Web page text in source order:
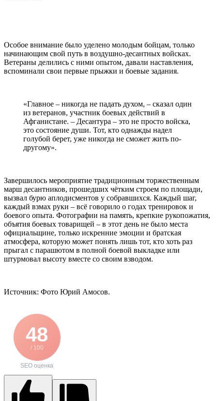
Особое внимание было уделено молодым бойцам, только
начинающим свой путь в воздушно-десантных войсках.
Ветераны делились с ними опытом, давали наставления,
вспоминали свои первые прыжки и боевые задания.
«Главное – никогда не падать духом, – сказал один
из ветеранов, участник боевых действий в
Афганистане. – Десантура – это не просто войска,
это состояние души. Тот, кто однажды надел
голубой берет, уже никогда не сможет жить по-
другому».
Завершилось мероприятие традиционным торжественным
марш десантников, прошедших чётким строем по площади,
вызвал бурю аплодисментов у собравшихся. Каждый шаг,
каждый взмах руки – всё говорило о годах тренировок и
боевого опыта. Фотографии на память, крепкие рукопожатия,
объятия боевых товарищей – в этот день не было места
официальщине, только искренние эмоции и братская
атмосфера, которую может понять лишь тот, кто хоть раз
прыгал с парашютом в полной боевой выкладке или
штурмовал высоту вместе со своим взводом.
Источник: Фото Юрий Амосов.
48
/ 100
SEO оценка